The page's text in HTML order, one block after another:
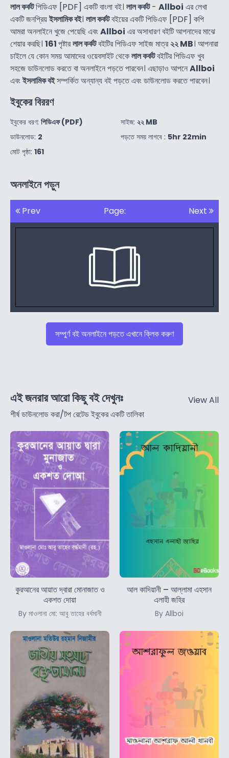
লাল কর্কটপিডিএফ [PDF] একটি বাংলা বই। লাল কর্কট- Allboi এর লেখা
একটি জনপ্রিয়ইসলামিক বই। লাল কর্কটবইয়ের একটি পিডিএফ [PDF] কপি
আমরা অনলাইনে খুজে পেয়েছি এবংAllboi এর অসাধারণ বইটি আপনাদের মাঝে
শেয়ার করছি। 161পৃষ্টারলাল কর্কটবইটির পিডিএফ সাইজ মাত্র২২ MB। আপনারা
চাইলে যে কোন সময় আমাদের ওয়েবসাইট থেকেলাল কর্কটবইটির পিডিএফ খুব
সহজে ডাউনলোড করতে বা অনলাইনে পড়তে পারবেন। এছাড়াও আপনেAllboi
এবংইসলামিক বইসম্পর্কিত অন্যান্য বই পড়তে এবং ডাউনলোড করতে পারবেন।
ইবুকের বিররণ
ইবুকের ধরণ: পিডিএফ (PDF)
ডাউনলোড: 2
মোট পৃষ্ঠা: 161
সাইজ: ২২ MB
পড়তে সময় লাগবে : 5hr 22min
অনলাইনে পড়ুন
Prev Page: Next
সম্পুর্ণ বই অনলাইনে পড়তে এখানে ক্লিক করুণ
এই জনরার আরো কিছু বই দেখুনঃ
শীর্ষ ডাউনলোড করা/টপ রেটেড ইবুকের একটি তালিকা
View All
কুরআনের আয়াত দ্বারা মোনাজাত ও
একশত দোয়া
By মাওলানা মো: আবু তাহের বর্ধমানী
আল কাদিয়ানী – আল্লামা এহসান
এলাহী জহির
By Allboi